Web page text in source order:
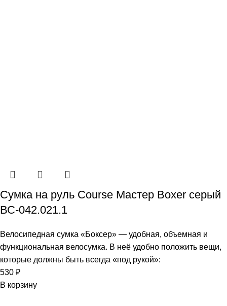
Сумка на руль Course Мастер Boxer серый
ВС-042.021.1
Велосипедная сумка «Боксер» — удобная, объемная и
функциональная велосумка. В неё удобно положить вещи,
которые должны быть всегда «под рукой»:
530 ₽
В корзину